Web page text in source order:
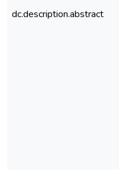
dc.description.abstract